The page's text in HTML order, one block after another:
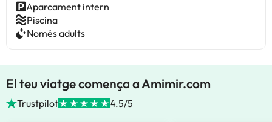
Aparcament intern
Piscina
Només adults
El teu viatge comença a Amimir.com
Trustpilot 4.5/5